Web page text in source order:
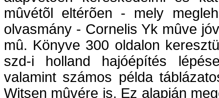
mûvétõl eltérõen - mely
olvasmány - Cornelis Yk mûve
mû. Könyve 300 oldalon
szd-i holland hajóépítés
valamint számos példa
Witsen mûvére is. Ez alapján